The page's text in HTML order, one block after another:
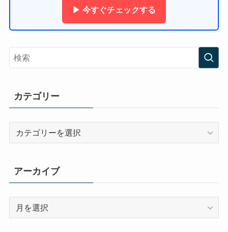
▶ 今すぐチェックする
カテゴリー
リ
ー
アーカイブ